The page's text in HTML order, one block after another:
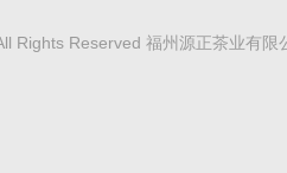
Rights Reserved 福州源正茶业有限